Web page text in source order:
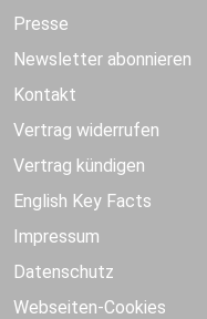
Presse
Newsletter abonnieren
Kontakt
Vertrag widerrufen
Vertrag kündigen
English Key Facts
Impressum
Datenschutz
Webseiten-Cookies